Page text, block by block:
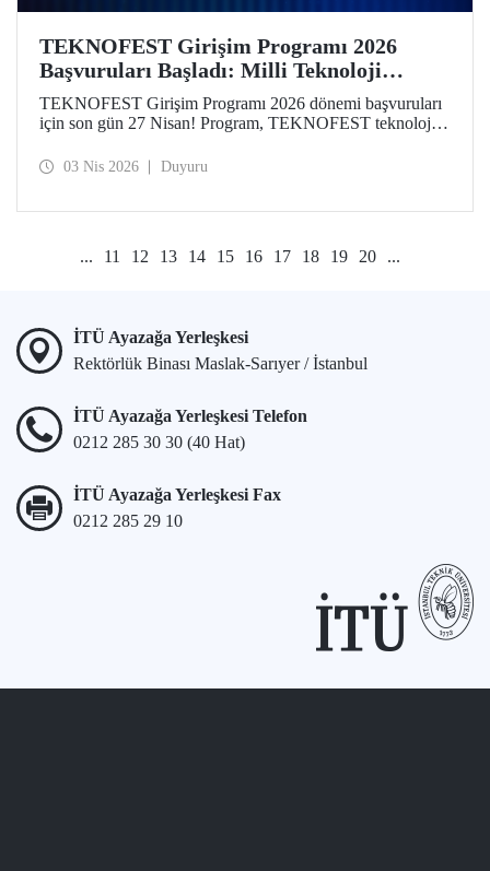
TEKNOFEST Girişim Programı 2026
Başvuruları Başladı: Milli Teknoloji
Hamlesi Yeni Girişimlerini Bekliyor!
TEKNOFEST Girişim Programı 2026 dönemi başvuruları
için son gün 27 Nisan! Program, TEKNOFEST teknoloji
kurgulandı. Programın yeni döneminde, girişimlerin
03 Nis 2026 Duyuru
... 11 12 13 14 15 16 17 18 19 20 ...
İTÜ Ayazağa Yerleşkesi
Rektörlük Binası Maslak-Sarıyer / İstanbul
İTÜ Ayazağa Yerleşkesi Telefon
0212 285 30 30 (40 Hat)
İTÜ Ayazağa Yerleşkesi Fax
0212 285 29 10